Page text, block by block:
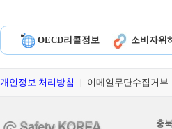
OECD리콜정보 소비자위
개인정보 처리방침 이메일무단수집거부
충